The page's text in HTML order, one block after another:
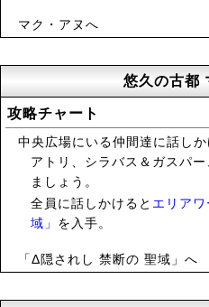
マク・アヌへ
悠久の古都
攻略チャート
中央広場にいる仲間達に話しか
アトリ、シラバス＆ガスパ
ましょう。
全員に話しかけると エリア
域」 を入手。
「Δ隠されし 禁断の 聖域」へ